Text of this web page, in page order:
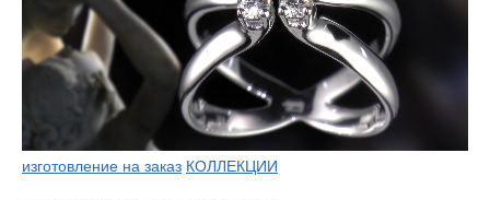
изготовление на заказ КОЛЛЕКЦИИ